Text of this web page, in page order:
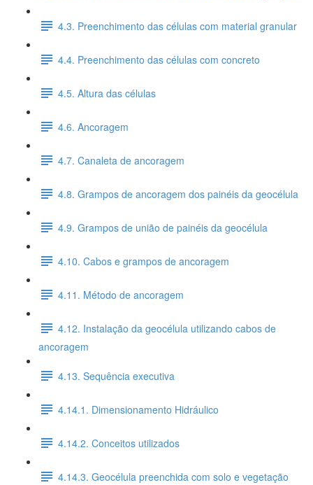
4.3. Preenchimento das células com material granular
4.4. Preenchimento das células com concreto
4.5. Altura das células
4.6. Ancoragem
4.7. Canaleta de ancoragem
4.8. Grampos de ancoragem dos painéis da geocélula
4.9. Grampos de união de painéis da geocélula
4.10. Cabos e grampos de ancoragem
4.11. Método de ancoragem
4.12. Instalação da geocélula utilizando cabos de
ancoragem
4.13. Sequência executiva
4.14.1. Dimensionamento Hidráulico
4.14.2. Conceitos utilizados
4.14.3. Geocélula preenchida com solo e vegetação